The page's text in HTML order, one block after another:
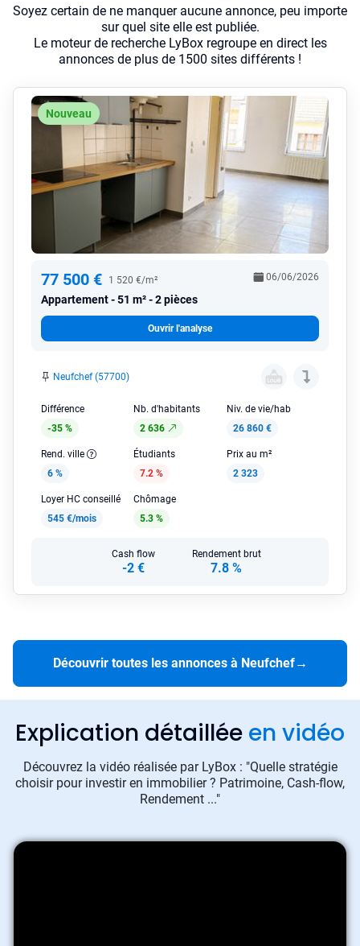
Soyez certain de ne manquer aucune annonce, peu importe
sur quel site elle est publiée.
Le moteur de recherche LyBox regroupe en direct les
annonces de plus de 1500 sites différents !
Nouveau
77 500 € 1 520 €/m²
Appartement 51 m² - 2 pièces
06/06/2026
Ouvrir l'analyse
Neufchef (57700)
Différence
-35 %
Nb. d'habitants
2 636
Niv. de vie/hab
26 860 €
Rend. ville
6 %
Étudiants
7.2 %
Prix au m²
2 323
Loyer HC conseillé
545 €/mois
Chômage
5.3 %
Cash flow
-2 €
Rendement brut
7.8 %
Découvrir toutes les annonces à Neufchef→
Explication détaillée en vidéo
Découvrez la vidéo réalisée par LyBox : "Quelle stratégie
choisir pour investir en immobilier ? Patrimoine, Cash-flow,
Rendement ..."